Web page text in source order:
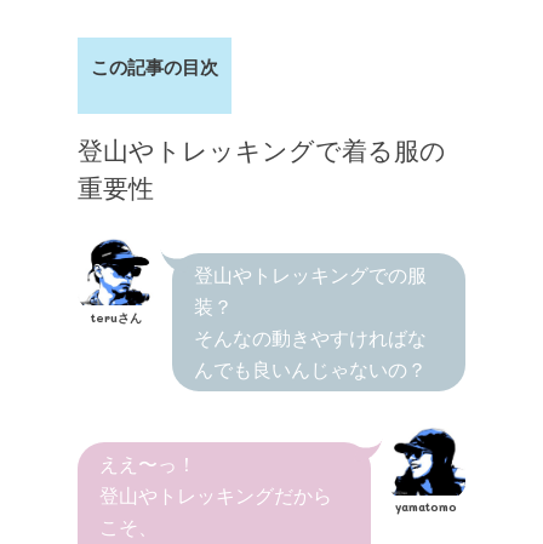
この記事の目次
登山やトレッキングで着る服の
重要性
teruさん
登山やトレッキングでの服
装？
そんなの動きやすければな
んでも良いんじゃないの？
ええ〜っ！
登山やトレッキングだから
こそ、
yamatomo